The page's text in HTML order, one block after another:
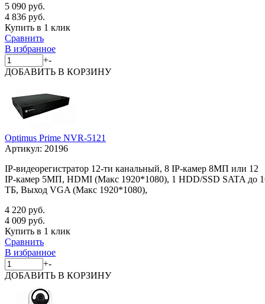
5 090 руб.
4 836 руб.
Купить в 1 клик
Сравнить
В избранное
+-
ДОБАВИТЬ В КОРЗИНУ
Optimus Prime NVR-5121
Артикул: 20196
IP-видеорегистратор 12-ти канальный, 8 IP-камер 8МП или 12
IP-камер 5МП, HDMI (Макс 1920*1080), 1 HDD/SSD SATA до
ТБ, Выход VGA (Макс 1920*1080),
4 220 руб.
4 009 руб.
Купить в 1 клик
Сравнить
В избранное
+-
ДОБАВИТЬ В КОРЗИНУ